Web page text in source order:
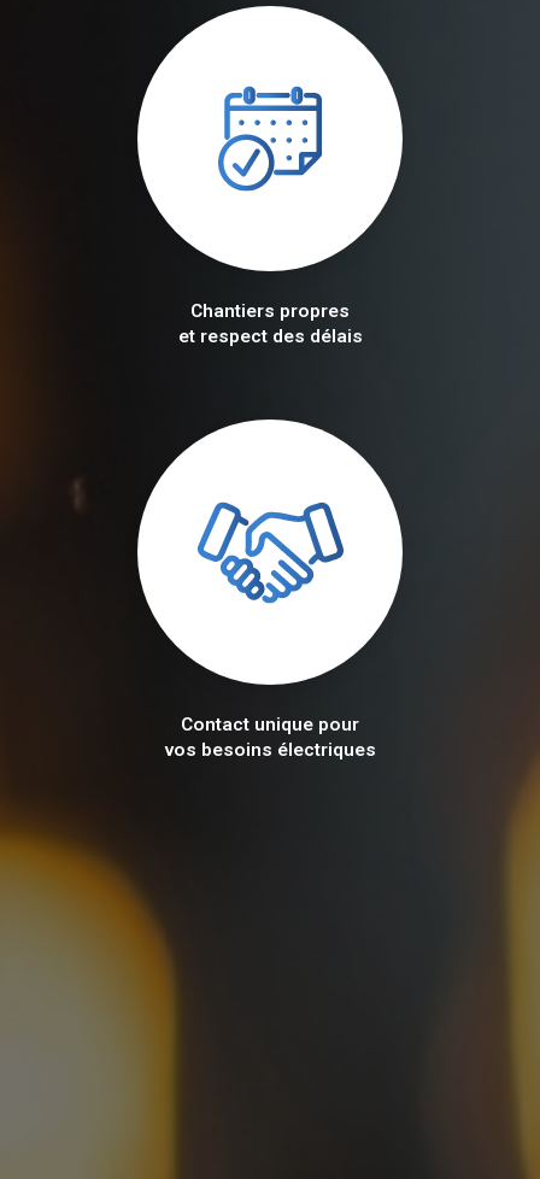
Chantiers propres
et respect des délais
Contact unique pour
vos besoins électriques